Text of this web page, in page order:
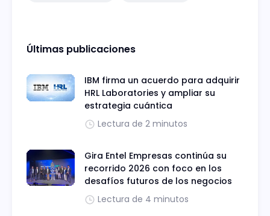
Últimas publicaciones
IBM firma un acuerdo para adquirir
HRL Laboratories y ampliar su
estrategia cuántica
Lectura de 2 minutos
Gira Entel Empresas continúa su
recorrido 2026 con foco en los
desafíos futuros de los negocios
Lectura de 4 minutos